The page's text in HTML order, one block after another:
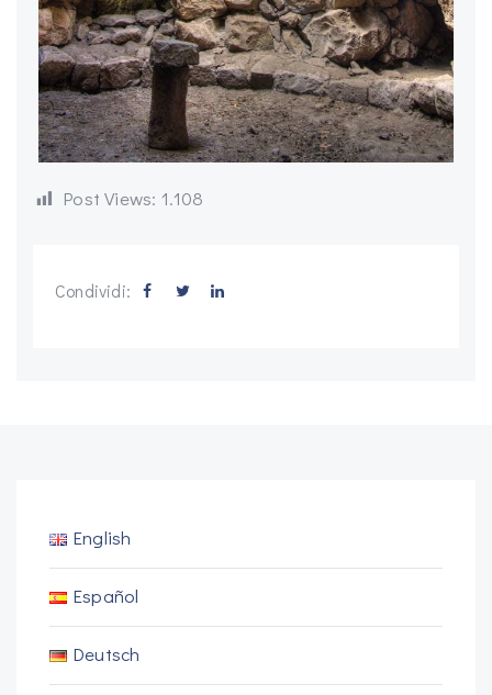
Post Views: 1.108
Condividi:
English
Español
Deutsch